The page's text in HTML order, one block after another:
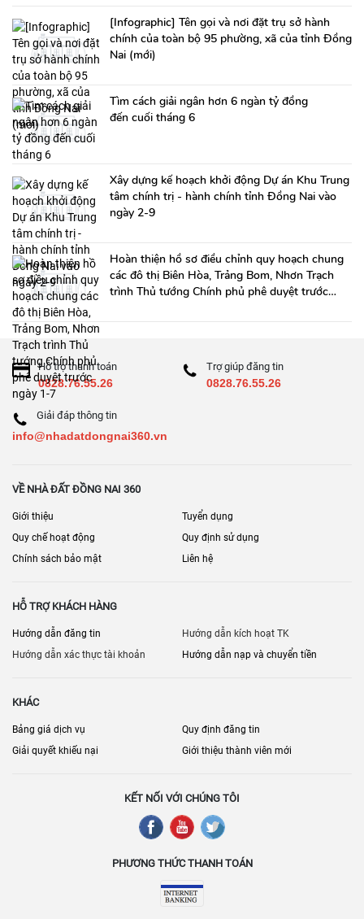
[Infographic] Tên gọi và nơi đặt trụ sở hành
chính của toàn bộ 95 phường, xã của tỉnh Đồng
Nai (mới)
Tìm cách giải ngân hơn 6 ngàn tỷ đồng
đến cuối tháng 6
Xây dựng kế hoạch khởi động Dự án Khu Trung
tâm chính trị - hành chính tỉnh Đồng Nai vào
ngày 2-9
Hoàn thiện hồ sơ điều chỉnh quy hoạch chung
các đô thị Biên Hòa, Trảng Bom, Nhơn Trạch
trình Thủ tướng Chính phủ phê duyệt trước
Hỗ trợ thanh toán
0828.76.55.26
Trợ giúp đăng tin
0828.76.55.26
Giải đáp thông tin
info@nhadatdongnai360.vn
VỀ NHÀ ĐẤT ĐỒNG NAI 360
Giới thiệu
Tuyển dụng
Quy chế hoạt động
Quy định sử dụng
Chính sách bảo mật
Liên hệ
HỖ TRỢ KHÁCH HÀNG
Hướng dẫn đăng tin
Hướng dẫn kích hoạt TK
Hướng dẫn xác thực tài khoản
Hướng dẫn nạp và chuyển tiền
KHÁC
Bảng giá dịch vụ
Quy định đăng tin
Giải quyết khiếu nại
Giới thiệu thành viên mới
KẾT NỐI VỚI CHÚNG TÔI
PHƯƠNG THỨC THANH TOÁN